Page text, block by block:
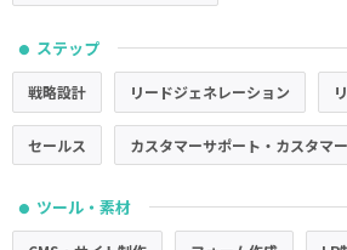
● ステップ
戦略設計 リードジェネレーション
セールス カスタマーサポート・カスタマ
● ツール・素材